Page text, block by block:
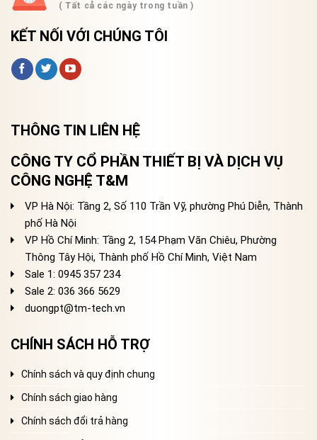
( Tất cả các ngày trong tuần )
KẾT NỐI VỚI CHÚNG TÔI
THÔNG TIN LIÊN HỆ
CÔNG TY CỔ PHẦN THIẾT BỊ VÀ DỊCH VỤ
CÔNG NGHỆ T&M
VP Hà Nội: Tầng 2, Số 110 Trần Vỹ, phường Phú Diễn, Thành
phố Hà Nội
VP Hồ Chí Minh: Tầng 2, 154 Phạm Văn Chiêu, Phường
Thông Tây Hội, Thành phố Hồ Chí Minh, Việt Nam
Sale 1: 0945 357 234
Sale 2: 036 366 5629
duongpt@tm-tech.vn
CHÍNH SÁCH HỖ TRỢ
Chính sách và quy định chung
Chính sách giao hàng
Chính sách đổi trả hàng